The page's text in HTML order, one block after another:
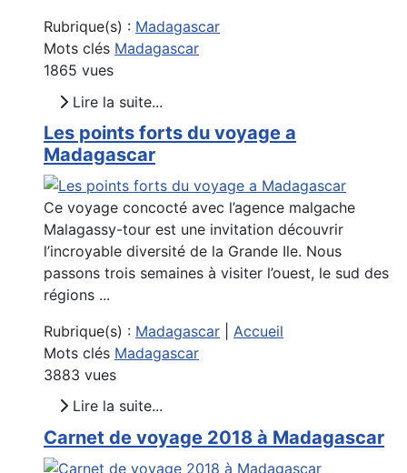
Rubrique(s) : Madagascar
Mots clés Madagascar
1865 vues
Lire la suite...
Les points forts du voyage a
Madagascar
Ce voyage concocté avec l’agence malgache
Malagassy-tour est une invitation découvrir
l’incroyable diversité de la Grande Ile. Nous
passons trois semaines à visiter l’ouest, le sud des
régions ...
Rubrique(s) : Madagascar
Accueil
Mots clés Madagascar
3883 vues
Lire la suite...
Carnet de voyage 2018 à Madagascar